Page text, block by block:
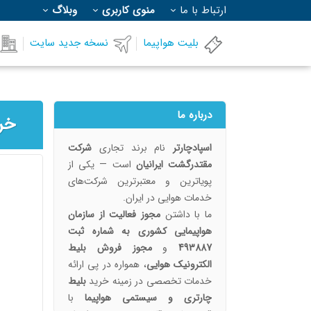
بلیت هواپیما نسخه جدید سایت
ارتباط با ما منوی کاربری وبلاگ
درباره ما
اسپادچارتر نام برند تجاری شرکت
مقتدرگشت ایرانیان است — یکی از
پویا‌ترین و معتبرترین شرکت‌های
خدمات هوایی در ایران.
ما با داشتن مجوز فعالیت از سازمان
هواپیمایی کشوری به شماره ثبت
493887 ومجوز فروش بلیط
الکترونیک هوایی، همواره در پی ارائه
خدمات تخصصی در زمینه خرید بلیط
چارتری و سیستمی هواپیما با